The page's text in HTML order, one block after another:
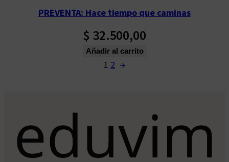
PREVENTA: Hace tiempo que caminas
$ 32.500,00
Añadir al carrito
1 2 →